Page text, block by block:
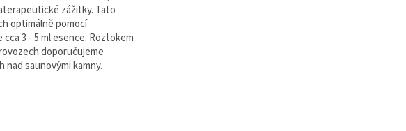
zážitky. Tato
optimálně pomocí
3 - 5 ml esence. Roztokem
doporučujeme
saunovými kamny.